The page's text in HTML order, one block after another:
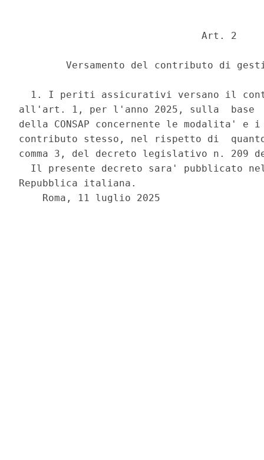
                               Art. 2
Versamento del contributo di
1. I periti assicurativi versano il
all'art. 1, per l'anno 2025, sulla  base
della CONSAP concernente le modalita'
contributo stesso, nel rispetto di
comma 3, del decreto legislativo n. 209
Il presente decreto sara' pubblicato
Repubblica italiana.
    Roma, 11 luglio 2025